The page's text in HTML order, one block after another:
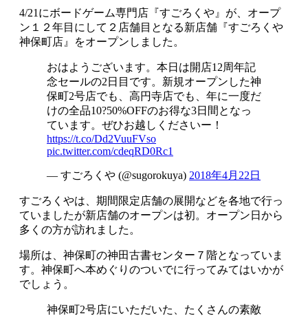
4/21にボードゲーム専門店『すごろくや』が、オープ
ン１２年目にして２店舗目となる新店舗『すごろくや
神保町店』をオープンしました。
おはようございます。本日は開店12周年記
念セールの2日目です。新規オープンした神
保町2号店でも、高円寺店でも、年に一度だ
けの全品10?50%OFFのお得な3日間となっ
ています。ぜひお越しくださいー！
https://t.co/Dd2VuuFVso
pic.twitter.com/cdeqRD0Rc1
— すごろくや (@sugorokuya) 2018年4月22日
すごろくやは、期間限定店舗の展開などを各地で行っ
ていましたが新店舗のオープンは初。オープン日から
多くの方が訪れました。
場所は、神保町の神田古書センター７階となっていま
す。神保町へ本めぐりのついでに行ってみてはいかが
でしょう。
神保町2号店にいただいた、たくさんの素敵